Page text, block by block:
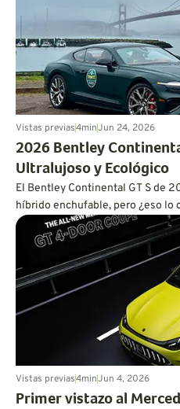
Vistas previas4minJun 24, 2026
2026 Bentley
Ultralujoso y Ecológico
El Bentley Continental GT S de
híbrido enchufable, pero ¿eso
un tren motriz eficiente?
Vistas previas4minJun 4, 2026
Primer vistazo al